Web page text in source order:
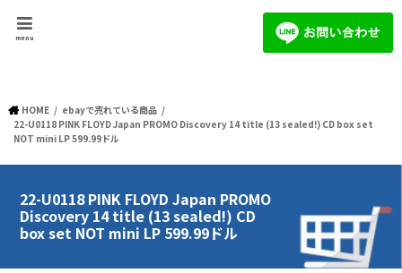
menu
HOME
ebayで売れている商品
22-U0118 PINK FLOYD Japan PROMO Discovery 14 title (13 sealed!) CD box set
NOT mini LP 599.99ドル
22-U0118 PINK FLOYD Japan PROMO
Discovery 14 title (13 sealed!) CD
box set NOT mini LP 599.99ドル